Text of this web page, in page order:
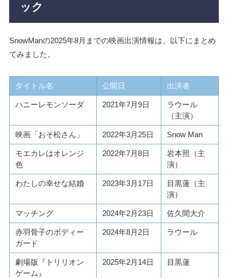
ック
SnowManの2025年8月までの映画出演情報は、以下にまとめ
てみました。
タイトル名 公開日 出演者
ハニーレモンソーダ 2021年7月9日
ラウール
（主演）
映画「おそ松さん」 2022年3月25日 Snow Man
モエカレはオレンジ
色
2022年7月8日
岩本照（主
演）
わたしの幸せな結婚 2023年3月17日
目黒蓮（主
演）
マッチング 2024年2月23日 佐久間大介
赤羽骨子のボディー
ガード
2024年8月2日 ラウール
劇場版『トリリオン
ゲーム』
2025年2月14日 目黒蓮